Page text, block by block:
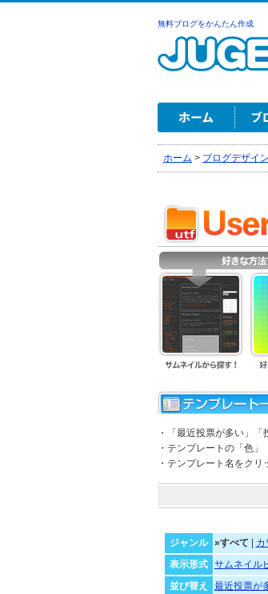
無料ブログをかんたん作成
ホーム > ブログデザイ
・「最近投票が多い」
・テンプレートの「色
・テンプレート名をク
ジャンル
»すべて カ
表示形式
サムネイル
並び替え
最近投票が